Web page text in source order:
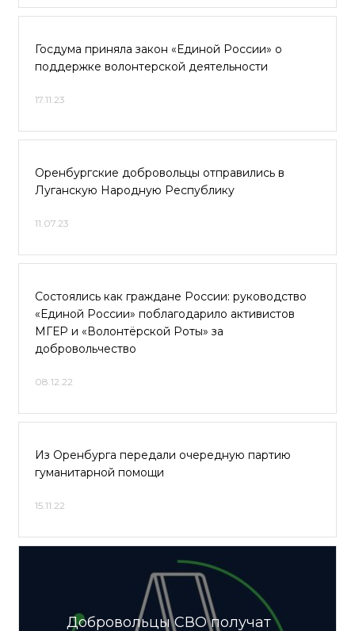
Госдума приняла закон «Единой России» о
поддержке волонтерской деятельности
17.11.23
Оренбургские добровольцы отправились в
Луганскую Народную Республику
11.07.23
Состоялись как граждане России: руководство
«Единой России» поблагодарило активистов
МГЕР и «Волонтёрской Роты» за
добровольчество
08.12.22
Из Оренбурга передали очередную партию
гуманитарной помощи
15.11.22
Добровольцы СВО получат